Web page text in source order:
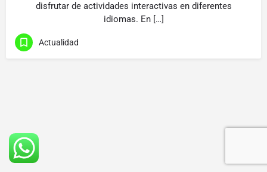
disfrutar de actividades interactivas en diferentes
idiomas. En […]
Actualidad